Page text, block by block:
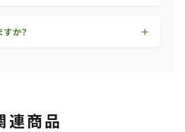
か？
連商品